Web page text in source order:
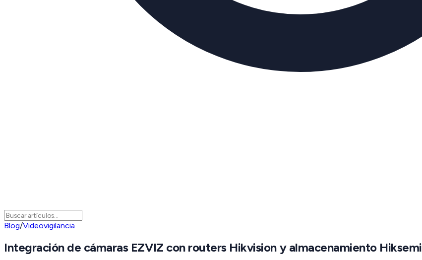
Blog/Videovigilancia
Integración de cámaras EZVIZ con routers Hikvision y almacenamiento Hiksemi